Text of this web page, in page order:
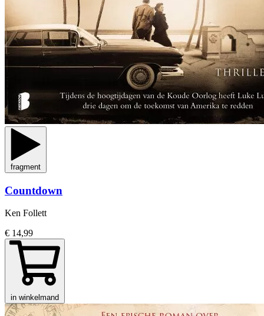
fragment
Countdown
Ken Follett
€ 14,99
in winkelmand